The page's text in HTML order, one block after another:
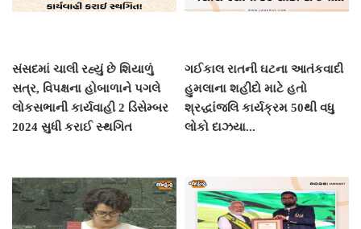
સંસદમાં ચાલી રહ્યું છે શિયાળું
સત્ર, વિપક્ષના હોબાળાને પગલે
લોકસભાની કાર્યવાહી 2 ડિસેમ્બર
2024 સુધી કરાઈ સ્થગિત
ગઈકાલ રાતની ઘટના આતંકવાદી
હુમલાના શહીદો માટે હતો
શ્રદ્ધાંજલિ કાર્યક્રમ 50થી વધુ
લોકો દાઝયા...